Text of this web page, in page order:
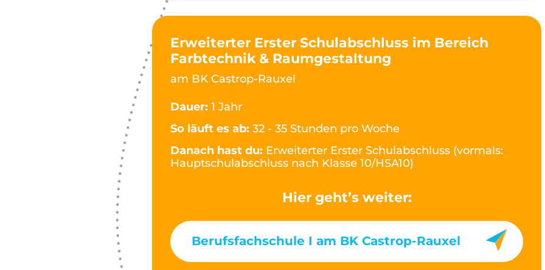
Erweiterter Erster Schulabschluss im Bereich
Farbtechnik & Raumgestaltung
am BK Castrop-Rauxel
Dauer: 1 Jahr
So läuft es ab: 32 - 35 Stunden pro Woche
Danach hast du: Erweiterter Erster Schulabschluss (vormals:
Hauptschulabschluss nach Klasse 10/HSA10)
Hier geht’s weiter:
Berufsfachschule I am BK Castrop-Rauxel